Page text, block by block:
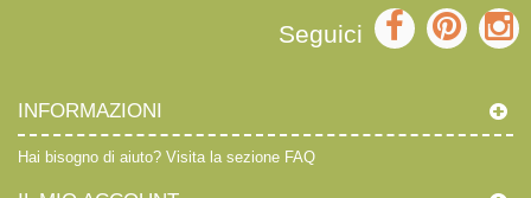
Seguici
INFORMAZIONI
Hai bisogno di aiuto? Visita la sezione FAQ